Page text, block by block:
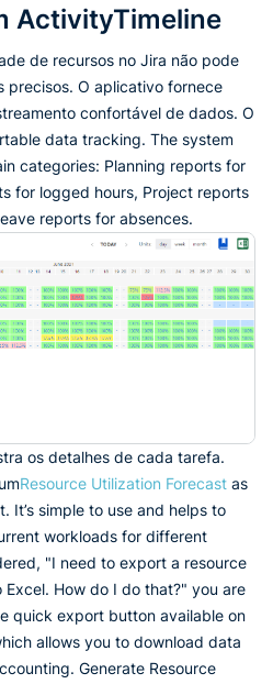
ActivityTimeline
de recursos no Jira não pode
precisos. O aplicativo fornece
confortável de dados. O
data tracking. The system
categories: Planning reports for
for logged hours, Project reports
reports for absences.
os detalhes de cada tarefa.
Resource Utilization Forecast as
It’s simple to use and helps to
workloads for different
"I need to export a resource
How do I do that?" you are
quick export button available on
allows you to download data
Generate Resource